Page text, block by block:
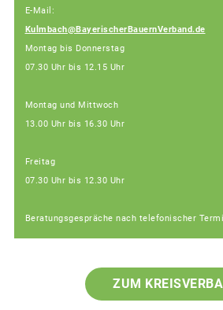
E-Mail:
Kulmbach@BayerischerBauernVerband.de
Montag bis Donnerstag
07.30 Uhr bis 12.15 Uhr
Montag und Mittwoch
13.00 Uhr bis 16.30 Uhr
Freitag
07.30 Uhr bis 12.30 Uhr
Beratungsgespräche nach telefonischer
ZUM